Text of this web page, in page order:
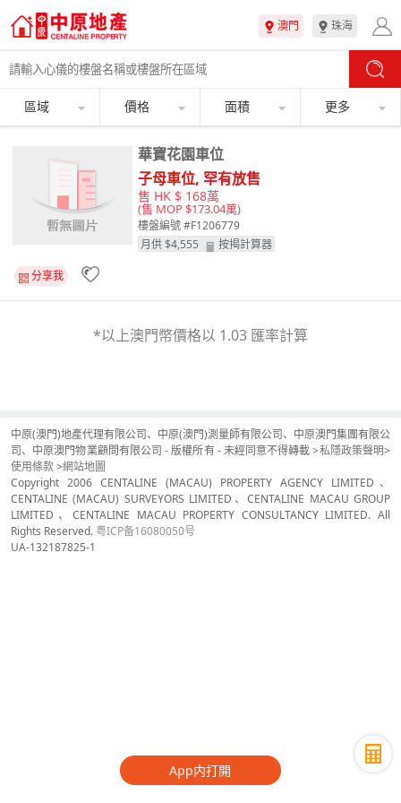
澳門 珠海
區域 價格 面積 更多
華寶花園車位
子母車位, 罕有放售
售 HK $ 168萬
(售 MOP $173.04萬)
樓盤編號 #F1206779
月供 $4,555 按揭計算器
分享我
*以上澳門幣價格以 1.03 匯率計算
App内打開
中原(澳門)地產代理有限公司、中原(澳門)測量師有限公司、中原澳門集團有限公
司、中原澳門物業顧問有限公司 - 版權所有 - 未經同意不得轉載 >私隱政策聲明>
使用條款>網站地圖
Copyright 2006 CENTALINE (MACAU) PROPERTY AGENCY LIMITED、
CENTALINE (MACAU) SURVEYORS LIMITED、CENTALINE MACAU GROUP
LIMITED、CENTALINE MACAU PROPERTY CONSULTANCY LIMITED. All
Rights Reserved.粤ICP备16080050号
UA-132187825-1